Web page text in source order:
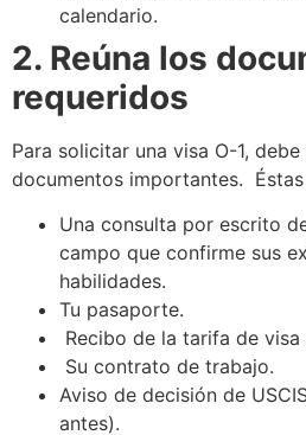
calendario.
2. Reúna los
requeridos
Para solicitar una visa O-1,
documentos importantes. Éstas
Una consulta por escrito
campo que confirme sus
habilidades.
Tu pasaporte.
Recibo de la tarifa de visa
Su contrato de trabajo.
Aviso de decisión de
antes).